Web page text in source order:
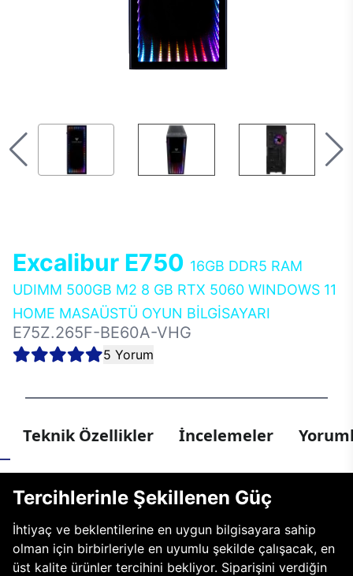
Excalibur E750 16GB DDR5 RAM
UDIMM 500GB M2 8 GB RTX 5060 WINDOWS 11
HOME MASAÜSTÜ OYUN BİLGİSAYARI
E75Z.265F-BE60A-VHG
5 Yorum
Teknik Özellikler İncelemeler
Tercihlerinle Şekillenen Güç
İhtiyaç ve beklentilerine en uygun bilgisayara sahip
olman için birbirleriyle en uyumlu şekilde çalışacak, en
üst kalite ürünler tercihini bekliyor. Siparişini verdiğin